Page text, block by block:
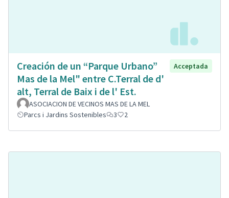
Creación de un “Parque Urbano”
Mas de la Mel" entre C.Terral de d'
alt, Terral de Baix i de l' Est.
Acceptada
ASOCIACION DE VECINOS MAS DE LA MEL
Parcs i Jardins Sostenibles
3 2